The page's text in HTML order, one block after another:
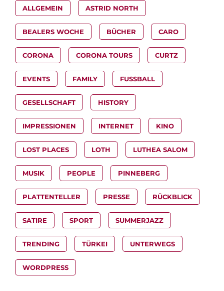
ALLGEMEIN ASTRID NORTH
BEALERS WOCHE BÜCHER CARO
CORONA CORONA TOURS CURTZ
EVENTS FAMILY FUSSBALL
GESELLSCHAFT HISTORY
IMPRESSIONEN INTERNET KINO
LOST PLACES LOTH LUTHEA SALOM
MUSIK PEOPLE PINNEBERG
PLATTENTELLER PRESSE RÜCKBLICK
SATIRE SPORT SUMMERJAZZ
TRENDING TÜRKEI UNTERWEGS
WORDPRESS